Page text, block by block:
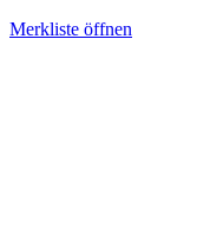
Merkliste öffnen